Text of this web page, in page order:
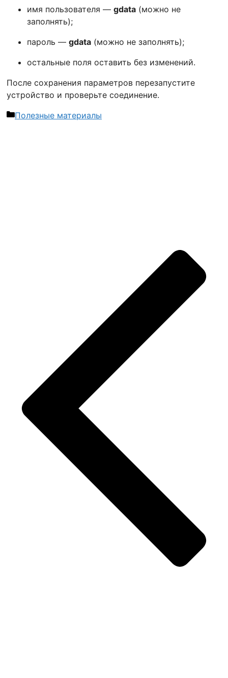
имя пользователя — gdata (можно не
заполнять);
пароль — gdata (можно не заполнять);
остальные поля оставить без изменений.
После сохранения параметров перезапустите
устройство и проверьте соединение.
Рубрики
Полезные материалы